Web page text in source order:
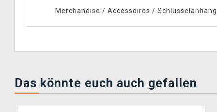
Merchandise / Accessoires /
Das könnte euch auch gefallen